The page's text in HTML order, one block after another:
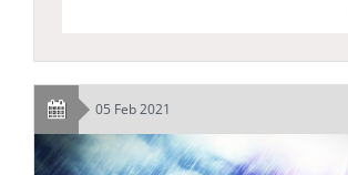
05 Feb 2021